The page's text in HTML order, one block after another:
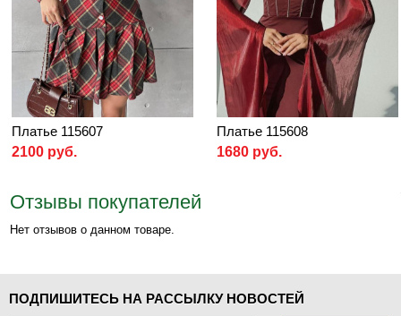
Платье 115607
2100 руб.
Платье 115608
1680 руб.
Отзывы покупателей
Нет отзывов о данном товаре.
ПОДПИШИТЕСЬ НА РАССЫЛКУ НОВОСТЕЙ